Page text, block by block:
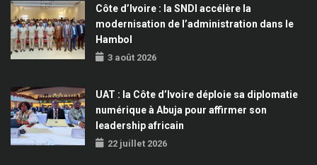
Côte d’Ivoire : la SNDI accélère la
modernisation de l’administration dans le
Hambol
3 août 2026
UAT : la Côte d’Ivoire déploie sa diplomatie
numérique à Abuja pour affirmer son
leadership africain
22 juillet 2026